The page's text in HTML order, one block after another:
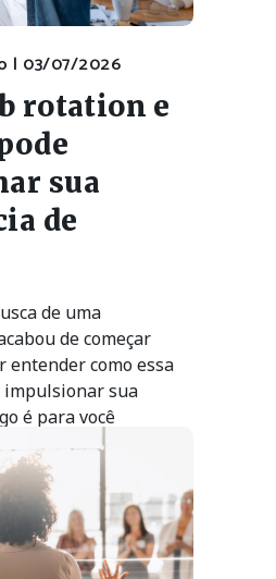
| 03/07/2026
rotation e
sua
de
de uma
de começar
entender como essa
sua
é para você